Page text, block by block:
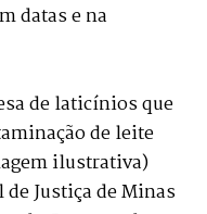
datas e na
de laticínios que
de leite
ilustrativa)
de Justiça de Minas